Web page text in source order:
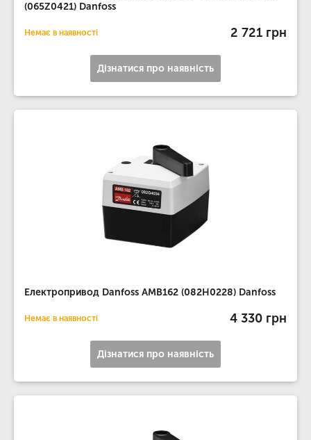
(065Z0421) Danfoss
Немає в наявності 2 721 грн
Дізнатися про наявність
Електропривод Danfoss AMB162 (082H0228) Danfoss
Немає в наявності 4 330 грн
Дізнатися про наявність